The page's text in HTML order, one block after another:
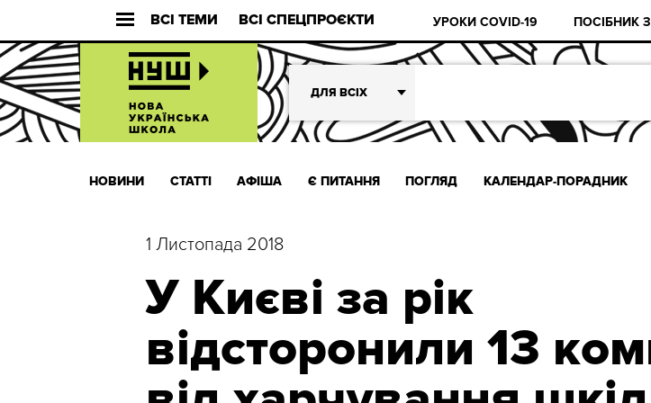
ВСІ ТЕМИ ВСІ СПЕЦПРОЄКТИ УРОКИ COVID-19 ПОСІБНИК
ДЛЯ ВСІХ
НОВИНИ СТАТТІ АФІША Є ПИТАННЯ ПОГЛЯД КАЛЕНДАР-ПОРАДНИК
1 Листопада 2018
У Києві за рік
відсторонили 13